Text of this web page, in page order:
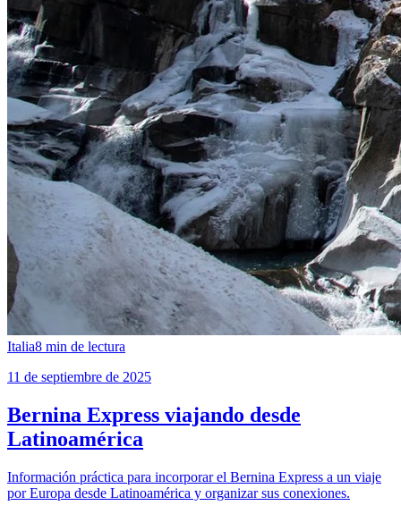
Italia8 min de lectura
11 de septiembre de 2025
Bernina Express viajando desde
Latinoamérica
Información práctica para incorporar el Bernina Express a un viaje
por Europa desde Latinoamérica y organizar sus conexiones.